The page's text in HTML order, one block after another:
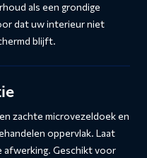
als een grondige
dat uw interieur niet
blijft.
zachte microvezeldoek en
oppervlak. Laat
Geschikt voor